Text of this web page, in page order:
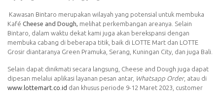
Kawasan Bintaro merupakan wilayah yang potensial untuk membuka
Kafé Cheese and Dough, melihat perkembangan areanya. Selain
Bintaro, dalam waktu dekat kami juga akan berekspansi dengan
membuka cabang di beberapa titik, baik di LOTTE Mart dan LOTTE
Grosir diantaranya Green Pramuka, Serang, Kuningan City, dan juga Bali.
Selain dapat dinikmati secara langsung, Cheese and Dough juga dapat
dipesan melalui aplikasi layanan pesan antar, Whatsapp Order, atau di
www.lottemart.co.id dan khusus periode 9-12 Maret 2023, customer